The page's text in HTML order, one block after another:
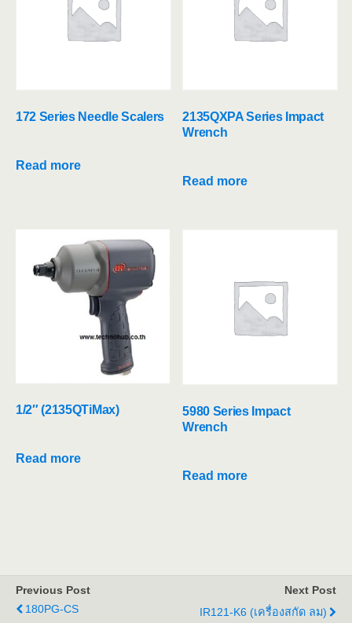
172 Series Needle Scalers
Read more
2135QXPA Series Impact
Wrench
Read more
1/2″ (2135QTiMax)
Read more
5980 Series Impact
Wrench
Read more
Previous Post
180PG-CS
Next Post
IR121-K6 (เครื่องสกัด ลม)